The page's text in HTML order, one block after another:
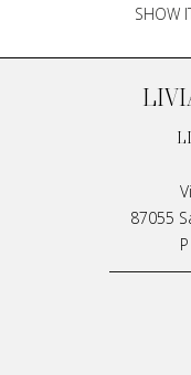
SHOW
87055